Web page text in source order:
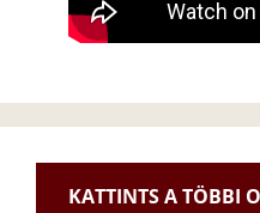
KATTINTS A TÖBBI